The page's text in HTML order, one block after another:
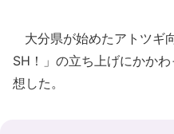
大分県が始めたアトツギ
SH！」の立ち上げにかか
想した。